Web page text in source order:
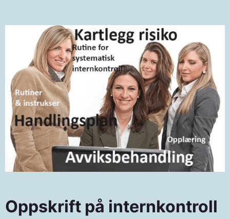
Oppskrift på internkontroll